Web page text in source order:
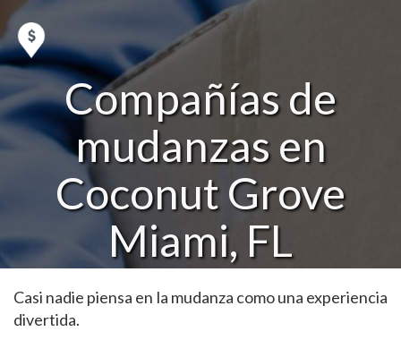
Compañías de
mudanzas en
Coconut Grove
Miami, FL
Casi nadie piensa en la mudanza como una experiencia
divertida.